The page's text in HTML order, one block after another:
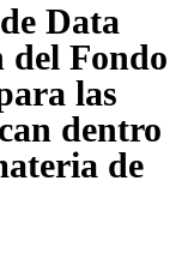
Data
del Fondo
las
dentro
de